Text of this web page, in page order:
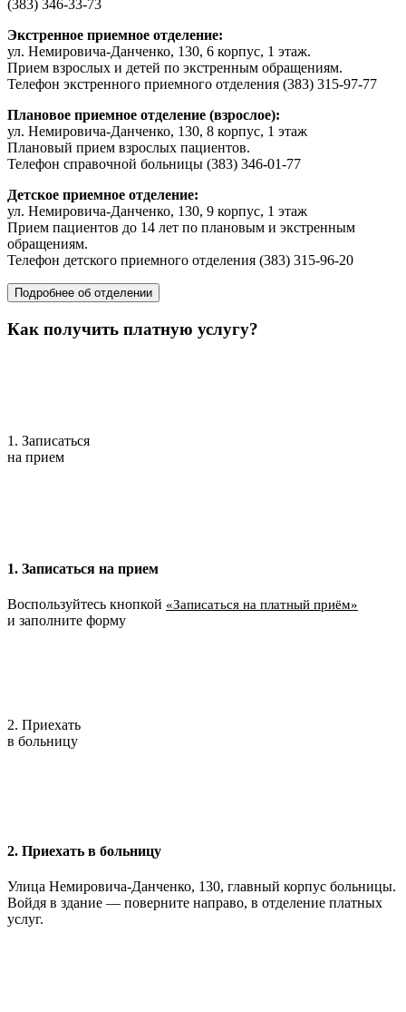
(383) 346-33-73
Экстренное приемное отделение:
ул. Немировича-Данченко, 130, 6 корпус, 1 этаж.
Прием взрослых и детей по экстренным обращениям.
Телефон экстренного приемного отделения (383) 315-97-77
Плановое приемное отделение (взрослое):
ул. Немировича-Данченко, 130, 8 корпус, 1 этаж
Плановый прием взрослых пациентов.
Телефон справочной больницы (383) 346-01-77
Детское приемное отделение:
ул. Немировича-Данченко, 130, 9 корпус, 1 этаж
Прием пациентов до 14 лет по плановым и экстренным
обращениям.
Телефон детского приемного отделения (383) 315-96-20
Подробнее об отделении
Как получить платную услугу?
1. Записаться
на прием
1. Записаться на прием
Воспользуйтесь кнопкой «Записаться на платный приём»
и заполните форму
2. Приехать
в больницу
2. Приехать в больницу
Улица Немировича-Данченко, 130, главный корпус больницы.
Войдя в здание — поверните направо, в отделение платных
услуг.